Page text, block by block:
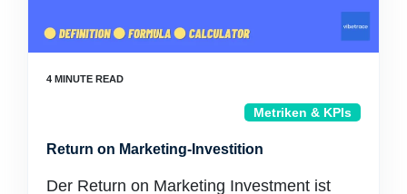
Metriken & KPIs
Return on Marketing-Investition
Der Return on Marketing Investment ist